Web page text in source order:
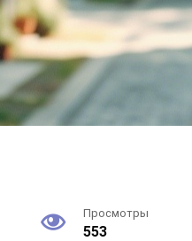
Просмотры
553